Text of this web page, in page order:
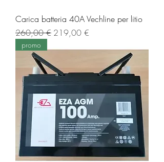
Carica batteria 40A Vechline per litio
Prezzo regolare
260,00 € Prezzo scontato
219,00 €
promo